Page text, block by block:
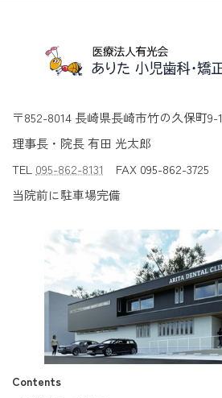
〒852-8014 長崎県長崎市竹の久保町9-1
理事長・院長 有田 光太郎
TEL 095-862-8131 FAX 095-862-3725
当院前に駐車場完備
Contents